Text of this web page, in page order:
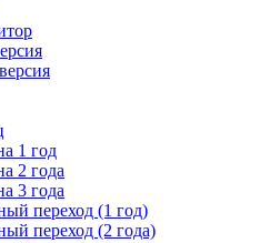
1 год
2 года
3 года
переход (1 год)
переход (2 года)